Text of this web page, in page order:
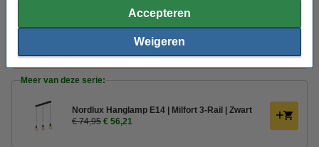
Accepteren
Weigeren
Led dimmer 0-100W | 123led huismerk
Meer van deze serie:
Nordlux Hanglamp E14 | Milfort 3-Rail | Zwart
€ 74,95 € 56,21